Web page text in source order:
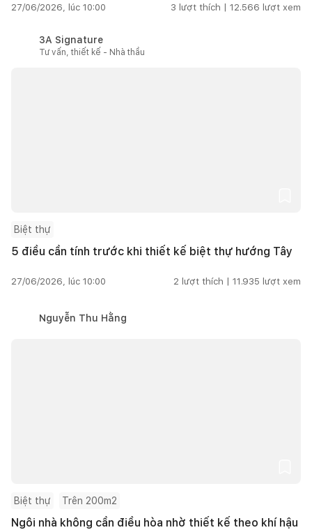
27/06/2026, lúc 10:00 3 lượt thích | 12.566 lượt xem
3A Signature
Tư vấn, thiết kế - Nhà thầu
Biệt thự
5 điều cần tính trước khi thiết kế biệt thự hướng Tây
27/06/2026, lúc 10:00 2 lượt thích | 11.935 lượt xem
Nguyễn Thu Hằng
Biệt thự Trên 200m2
Ngôi nhà không cần điều hòa nhờ thiết kế theo khí hậu